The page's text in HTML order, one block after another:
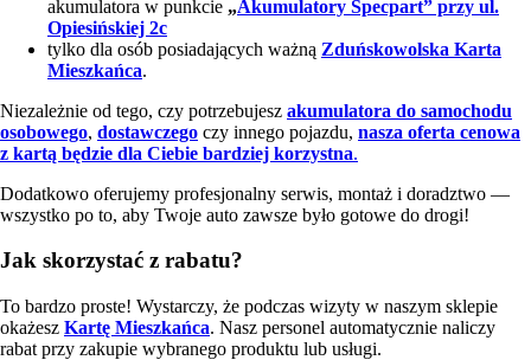
akumulatora w punkcie „Akumulatory Specpart” przy ul.
Opiesińskiej 2c
tylko dla osób posiadających ważną Zduńskowolska Karta
Mieszkańca.
Niezależnie od tego, czy potrzebujesz akumulatora do samochodu
osobowego, dostawczego czy innego pojazdu, nasza oferta cenowa
z kartą będzie dla Ciebie bardziej korzystna.
Dodatkowo oferujemy profesjonalny serwis, montaż i doradztwo —
wszystko po to, aby Twoje auto zawsze było gotowe do drogi!
Jak skorzystać z rabatu?
To bardzo proste! Wystarczy, że podczas wizyty w naszym sklepie
okażesz Kartę Mieszkańca. Nasz personel automatycznie naliczy
rabat przy zakupie wybranego produktu lub usługi.